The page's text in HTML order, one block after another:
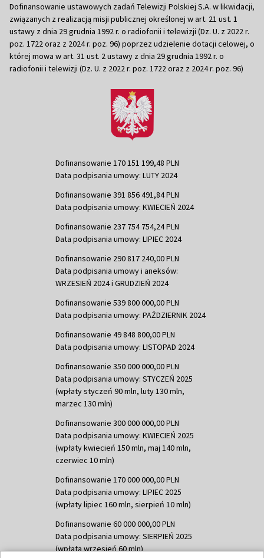
Dofinansowanie ustawowych zadań Telewizji Polskiej S.A. w likwidacji,
związanych z realizacją misji publicznej określonej w art. 21 ust. 1
ustawy z dnia 29 grudnia 1992 r. o radiofonii i telewizji (Dz. U. z 2022 r.
poz. 1722 oraz z 2024 r. poz. 96) poprzez udzielenie dotacji celowej, o
której mowa w art. 31 ust. 2 ustawy z dnia 29 grudnia 1992 r. o
radiofonii i telewizji (Dz. U. z 2022 r. poz. 1722 oraz z 2024 r. poz. 96)
Dofinansowanie 170 151 199,48 PLN
Data podpisania umowy: LUTY 2024
Dofinansowanie 391 856 491,84 PLN
Data podpisania umowy: KWIECIEŃ 2024
Dofinansowanie 237 754 754,24 PLN
Data podpisania umowy: LIPIEC 2024
Dofinansowanie 290 817 240,00 PLN
Data podpisania umowy i aneksów:
WRZESIEŃ 2024 i GRUDZIEŃ 2024
Dofinansowanie 539 800 000,00 PLN
Data podpisania umowy: PAŹDZIERNIK 2024
Dofinansowanie 49 848 800,00 PLN
Data podpisania umowy: LISTOPAD 2024
Dofinansowanie 350 000 000,00 PLN
Data podpisania umowy: STYCZEŃ 2025
(wpłaty styczeń 90 mln, luty 130 mln,
marzec 130 mln)
Dofinansowanie 300 000 000,00 PLN
Data podpisania umowy: KWIECIEŃ 2025
(wpłaty kwiecień 150 mln, maj 140 mln,
czerwiec 10 mln)
Dofinansowanie 170 000 000,00 PLN
Data podpisania umowy: LIPIEC 2025
(wpłaty lipiec 160 mln, sierpień 10 mln)
Dofinansowanie 60 000 000,00 PLN
Data podpisania umowy: SIERPIEŃ 2025
(wpłata wrzesień 60 mln)